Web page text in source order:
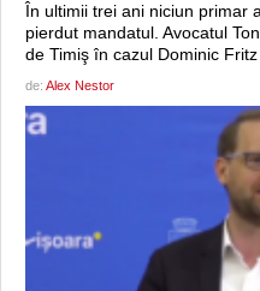
În ultimii trei ani niciun primar
pierdut mandatul. Avocatul
de Timiş în cazul Dominic Fritz
de: Alex Nestor